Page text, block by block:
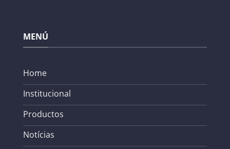
MENÚ
Home
Institucional
Productos
Notícias